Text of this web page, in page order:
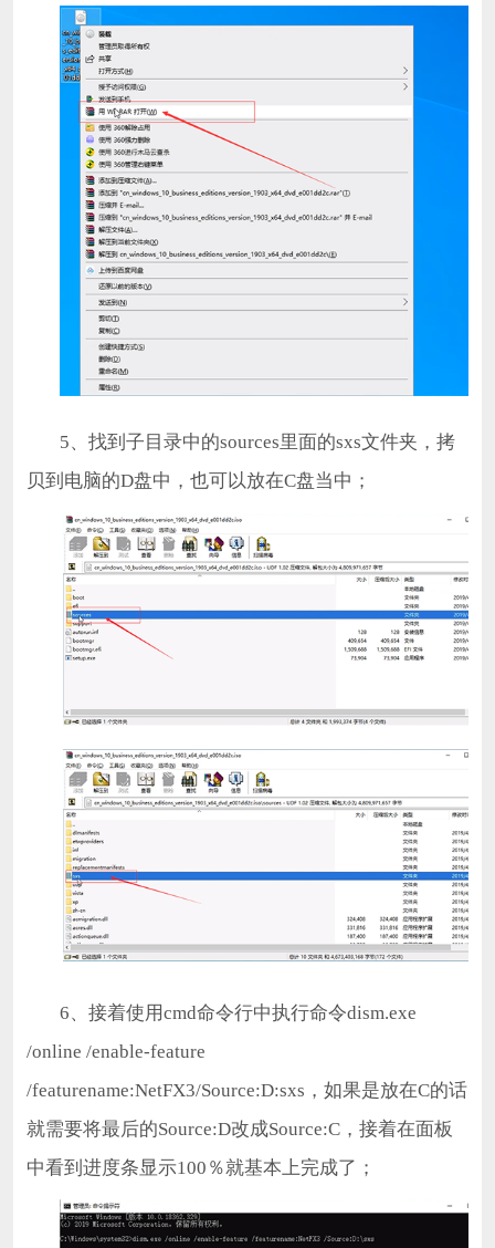
5、找到子目录中的sources里面的sxs文件夹，拷
贝到电脑的D盘中，也可以放在C盘当中；
6、接着使用cmd命令行中执行命令dism.exe
/online /enable-feature
/featurename:NetFX3/Source:D:sxs，如果是放在C的话
就需要将最后的Source:D改成Source:C，接着在面板
中看到进度条显示100％就基本上完成了；